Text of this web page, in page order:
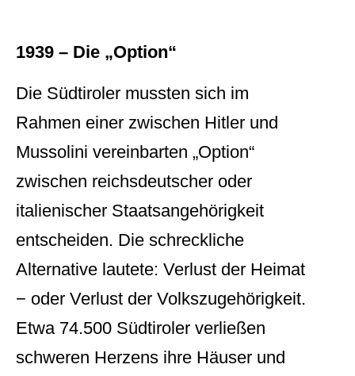
1939 – Die „Option“
Die Südtiroler mussten sich im
Rahmen einer zwischen Hitler und
Mussolini vereinbarten „Option“
zwischen reichsdeutscher oder
italienischer Staatsangehörigkeit
entscheiden. Die schreckliche
Alternative lautete: Verlust der Heimat
− oder Verlust der Volkszugehörigkeit.
Etwa 74.500 Südtiroler verließen
schweren Herzens ihre Häuser und